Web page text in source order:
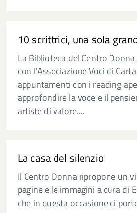
10 scrittrici, una sola
La Biblioteca del Centro
con l'Associazione Voci di
appuntamenti con i reading
approfondire la voce e il
artiste di valore....
La casa del silenzio
Il Centro Donna ripropone un
pagine e le immagini a cura di
che in questa occasione ci